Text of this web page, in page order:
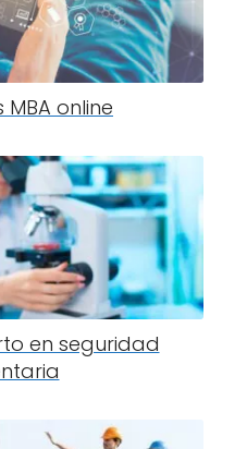
MBA online
en seguridad